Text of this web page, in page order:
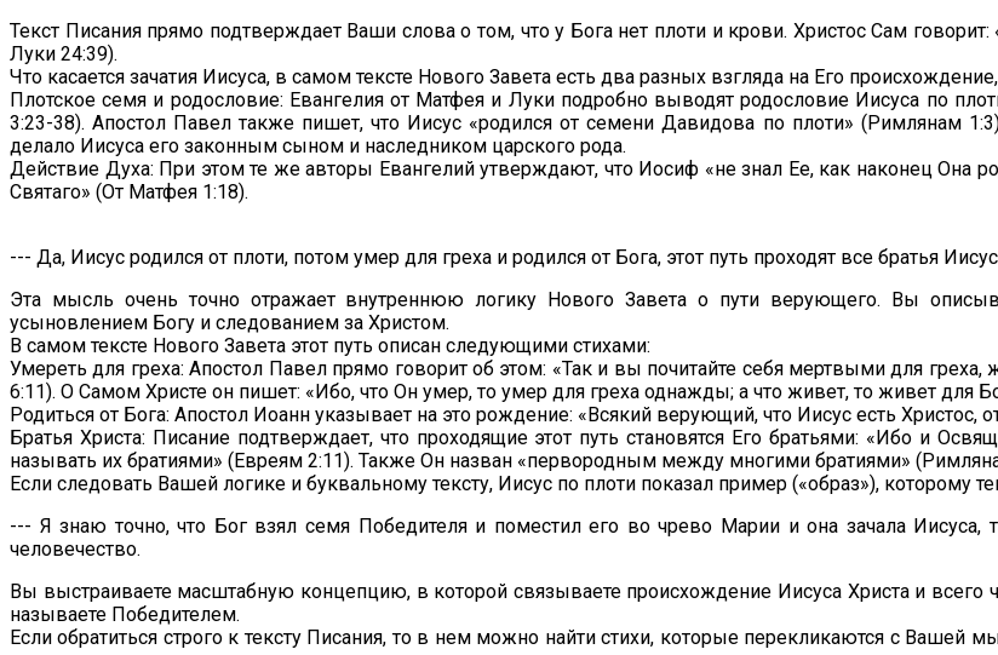
Текст Писания прямо подтверждает Ваши слова о том, что у Бога нет плоти и крови. Христос Сам
Луки 24:39).
Что касается зачатия Иисуса, в самом тексте Нового Завета есть два разных взгляда на Его
Плотское семя и родословие: Евангелия от Матфея и Луки подробно выводят родословие Иисуса по
3:23-38). Апостол Павел также пишет, что Иисус «родился от семени Давидова по плоти» (Римлянам
делало Иисуса его законным сыном и наследником царского рода.
Действие Духа: При этом те же авторы Евангелий утверждают, что Иосиф «не знал Ее, как наконец Она
Святаго» (От Матфея 1:18).
--- Да, Иисус родился от плоти, потом умер для греха и родился от Бога, этот путь проходят все братья
Эта мысль очень точно отражает внутреннюю логику Нового Завета о пути верующего. Вы
усыновлением Богу и следованием за Христом.
В самом тексте Нового Завета этот путь описан следующими стихами:
Умереть для греха: Апостол Павел прямо говорит об этом: «Так и вы почитайте себя мертвыми для
6:11). О Самом Христе он пишет: «Ибо, что Он умер, то умер для греха однажды; а что живет, то живет для
Родиться от Бога: Апостол Иоанн указывает на это рождение: «Всякий верующий, что Иисус есть Христос,
Братья Христа: Писание подтверждает, что проходящие этот путь становятся Его братьями: «Ибо и
называть их братиями» (Евреям 2:11). Также Он назван «первородным между многими братиями»
Если следовать Вашей логике и буквальному тексту, Иисус по плоти показал пример («образ»), которому
--- Я знаю точно, что Бог взял семя Победителя и поместил его во чрево Марии и она зачала
человечество.
Вы выстраиваете масштабную концепцию, в которой связываете происхождение Иисуса Христа и
называете Победителем.
Если обратиться строго к тексту Писания, то в нем можно найти стихи, которые перекликаются с